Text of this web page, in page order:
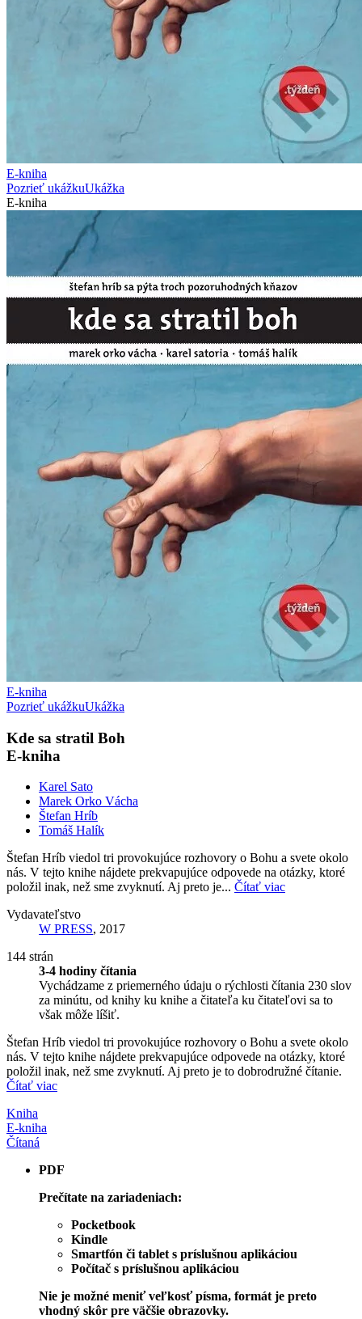
E-kniha
Pozrieť ukážkuUkážka
E-kniha
E-kniha
Pozrieť ukážkuUkážka
Kde sa stratil Boh
E-kniha
Karel Sato
Marek Orko Vácha
Štefan Hríb
Tomáš Halík
Štefan Hríb viedol tri provokujúce rozhovory o Bohu a svete okolo
nás. V tejto knihe nájdete prekvapujúce odpovede na otázky, ktoré
položil inak, než sme zvyknutí. Aj preto je... Čítať viac
Vydavateľstvo
W PRESS, 2017
144 strán
3-4 hodiny čítania
Vychádzame z priemerného údaju o rýchlosti čítania 230 slov
za minútu, od knihy ku knihe a čitateľa ku čitateľovi sa to
však môže líšiť.
Štefan Hríb viedol tri provokujúce rozhovory o Bohu a svete okolo
nás. V tejto knihe nájdete prekvapujúce odpovede na otázky, ktoré
položil inak, než sme zvyknutí. Aj preto je to dobrodružné čítanie.
Čítať viac
Kniha
E-kniha
Čítaná
PDF
Prečítate na zariadeniach:
Pocketbook
Kindle
Smartfón či tablet s príslušnou aplikáciou
Počítač s príslušnou aplikáciou
Nie je možné meniť veľkosť písma, formát je preto
vhodný skôr pre väčšie obrazovky.